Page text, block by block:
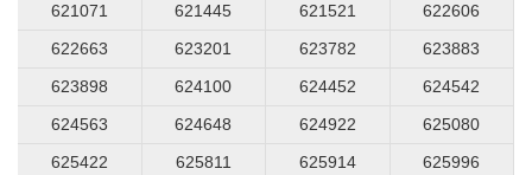
621071
621445 621521
622606
622663
623201 623782
623883
623898
624100 624452
624542
624563
624648 624922
625080
625422
625811 625914
625996